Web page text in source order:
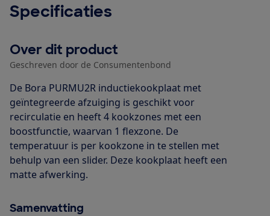
Specificaties
Over dit product
Geschreven door de Consumentenbond
De Bora PURMU2R inductiekookplaat met
geïntegreerde afzuiging is geschikt voor
recirculatie en heeft 4 kookzones met een
boostfunctie, waarvan 1 flexzone. De
temperatuur is per kookzone in te stellen met
behulp van een slider. Deze kookplaat heeft een
matte afwerking.
Samenvatting